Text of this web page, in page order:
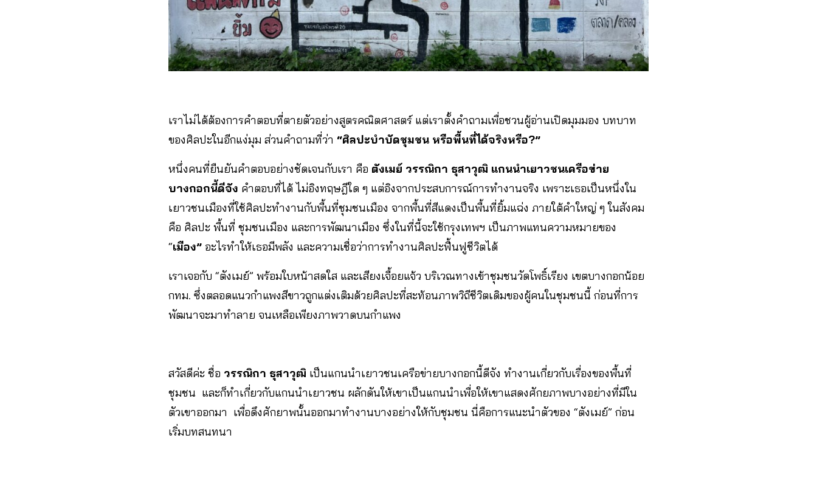
เราไม่ได้ต้องการคำตอบที่ตายตัวอย่างสูตรคณิตศาสตร์ แต่เราตั้งคำถามเพื่อชวนผู้อ่านเปิดมุมมอง บทบาท
ของศิลปะในอีกแง่มุม ส่วนคำถามที่ว่า “ศิลปะบำบัดชุมชน หรือพื้นที่ได้จริงหรือ?”
หนึ่งคนที่ยืนยันคำตอบอย่างชัดเจนกับเรา คือ ตังเมย์ วรรณิกา ธุสาวุฒิ แกนนำเยาวชนเครือข่าย
บางกอกนี้ดีจัง คำตอบที่ได้ ไม่อิงทฤษฎีใด ๆ แต่อิงจากประสบการณ์การทำงานจริง เพราะเธอเป็นหนึ่งใน
เยาวชนเมืองที่ใช้ศิลปะทำงานกับพื้นที่ชุมชนเมือง จากพื้นที่สีแดงเป็นพื้นที่ยิ้มแฉ่ง ภายใต้คำใหญ่ ๆ ในสังคม
คือ ศิลปะ พื้นที่ ชุมชนเมือง และการพัฒนาเมือง ซึ่งในที่นี้จะใช้กรุงเทพฯ เป็นภาพแทนความหมายของ
“เมือง” อะไรทำให้เธอมีพลัง และความเชื่อว่าการทำงานศิลปะฟื้นฟูชีวิตได้
เราเจอกับ “ตังเมย์” พร้อมใบหน้าสดใส และเสียงเจื้อยแจ้ว บริเวณทางเข้าชุมชนวัดโพธิ์เรียง เขตบางกอกน้อย
กทม. ซึ่งตลอดแนวกำแพงสีขาวถูกแต่งเติมด้วยศิลปะที่สะท้อนภาพวิถีชีวิตเดิมของผู้คนในชุมชนนี้ ก่อนที่การ
พัฒนาจะมาทำลาย จนเหลือเพียงภาพวาดบนกำแพง
สวัสดีค่ะ ชื่อ วรรณิกา ธุสาวุฒิ เป็นแกนนำเยาวชนเครือข่ายบางกอกนี้ดีจัง ทำงานเกี่ยวกับเรื่องของพื้นที่
ชุมชน และก็ทำเกี่ยวกับแกนนำเยาวชน ผลักดันให้เขาเป็นแกนนำเพื่อให้เขาแสดงศักยภาพบางอย่างที่มีใน
ตัวเขาออกมา เพื่อดึงศักยาพนั้นออกมาทำงานบางอย่างให้กับชุมชน นี่คือการแนะนำตัวของ “ตังเมย์” ก่อน
เริ่มบทสนทนา